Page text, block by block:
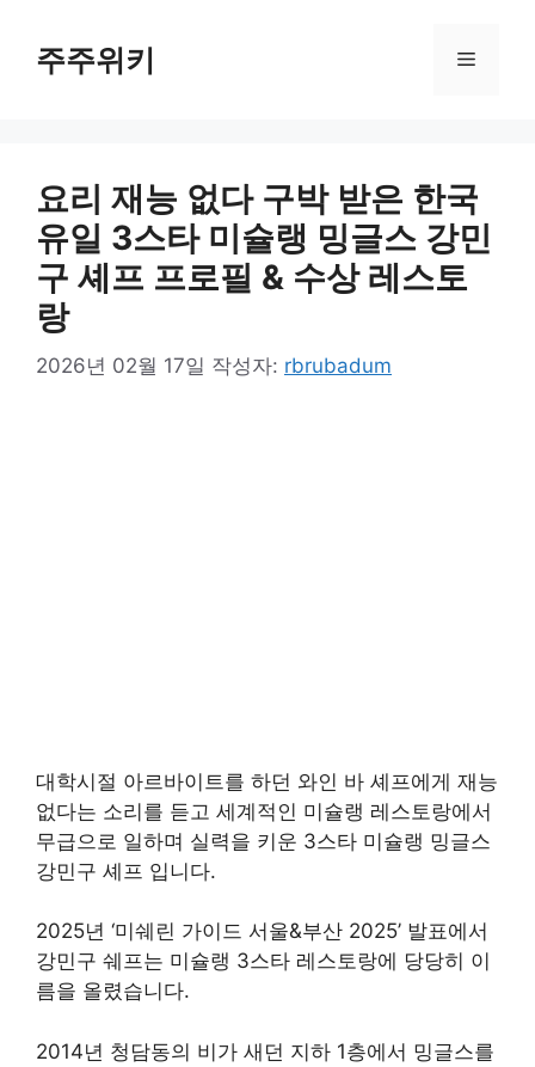
주주위키 메
요리 재능 없다 구박 받은 한국
유일 3스타 미슐랭 밍글스 강민
구 셰프 프로필 & 수상 레스토
랑
2026년 02월 17일 작성자: rbrubadum
대학시절 아르바이트를 하던 와인 바 셰프에게 재능
없다는 소리를 듣고 세계적인 미슐랭 레스토랑에서
무급으로 일하며 실력을 키운 3스타 미슐랭 밍글스
강민구 셰프 입니다.
2025년 ‘미쉐린 가이드 서울&부산 2025’ 발표에서
강민구 쉐프는 미슐랭 3스타 레스토랑에 당당히 이
름을 올렸습니다.
2014년 청담동의 비가 새던 지하 1층에서 밍글스를